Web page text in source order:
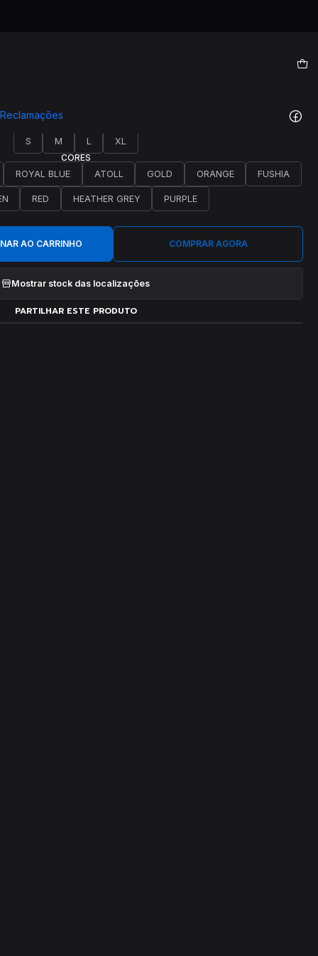
S
M L
XL
CORES
ROYAL BLUE ATOLL GOLD ORANGE FUSHIA
RED HEATHER GREY PURPLE
AO CARRINHO COMPRAR AGORA
Mostrar stock das localizações
PARTILHAR ESTE PRODUTO